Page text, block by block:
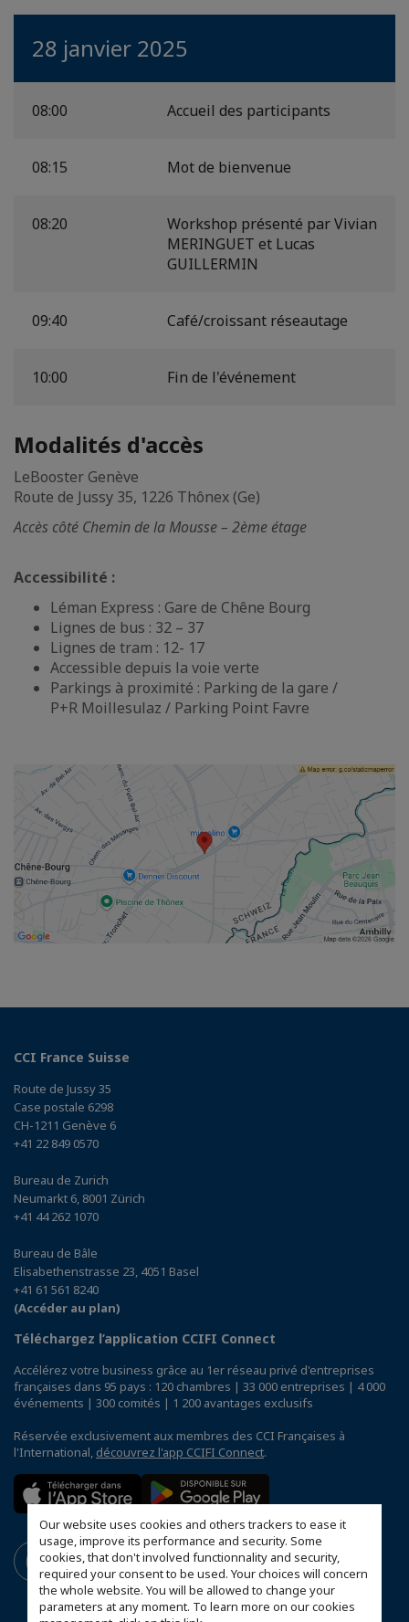
Our website uses cookies and others trackers to ease it
usage, improve its performance and security. Some
cookies, that don't involved functionnality and security,
required your consent to be used. Your choices will concern
the whole website. You will be allowed to change your
parameters at any moment. To learn more on our cookies
28 janvier 2025
08:00 Accueil des participants
08:15 Mot de bienvenue
08:20
Workshop présenté par Vivian
MERINGUET et Lucas
GUILLERMIN
09:40 Café/croissant réseautage
10:00 Fin de l'événement
Modalités d'accès
LeBooster Genève
Route de Jussy 35, 1226 Thônex (Ge)
Accès côté Chemin de la Mousse – 2ème étage
Accessibilité :
Léman Express : Gare de Chêne Bourg
Lignes de bus : 32 – 37
Lignes de tram : 12- 17
Accessible depuis la voie verte
Parkings à proximité : Parking de la gare /
P+R Moillesulaz / Parking Point Favre
CCI France Suisse
Route de Jussy 35
Case postale 6298
CH-1211 Genève 6
+41 22 849 0570
Bureau de Zurich
Neumarkt 6, 8001 Zürich
+41 44 262 1070
Bureau de Bâle
Elisabethenstrasse 23, 4051 Basel
+41 61 561 8240
(Accéder au plan)
Téléchargez l’application CCIFI Connect
Accélérez votre business grâce au 1er réseau privé d'entreprises
françaises dans 95 pays : 120 chambres | 33 000 entreprises | 4 000
événements | 300 comités | 1 200 avantages exclusifs
Réservée exclusivement aux membres des CCI Françaises à
l'International, découvrez l'app CCIFI Connect.